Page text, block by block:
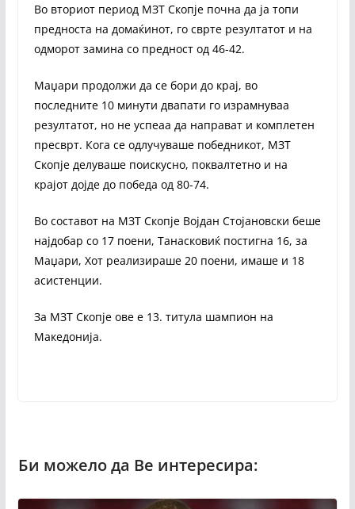
Во вториот период МЗТ Скопје почна да ја топи
предноста на домаќинот, го сврте резултатот и на
одморот замина со предност од 46-42.
Маџари продолжи да се бори до крај, во
последните 10 минути двапати го израмнуваа
резултатот, но не успеаа да направат и комплетен
пресврт. Кога се одлучуваше победникот, МЗТ
Скопје делуваше поискусно, поквалтетно и на
крајот дојде до победа од 80-74.
Во составот на МЗТ Скопје Војдан Стојановски беше
најдобар со 17 поени, Танасковиќ постигна 16, за
Маџари, Хот реализираше 20 поени, имаше и 18
асистенции.
За МЗТ Скопје ове е 13. титула шампион на
Македонија.